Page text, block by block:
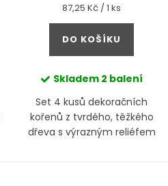
Měrná
cena:
87,25 Kč / 1 ks
DO KOŠÍKU
Skladem 2 balení
Set 4 kusů dekoračních
kořenů z tvrdého, těžkého
dřeva s výrazným reliéfem